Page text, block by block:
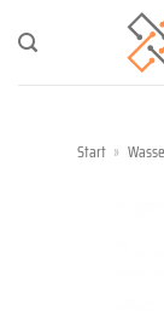
Inhalt
springen
Start »